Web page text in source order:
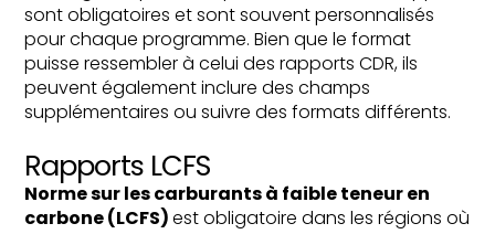
sont obligatoires et sont souvent personnalisés
pour chaque programme. Bien que le format
puisse ressembler à celui des rapports CDR, ils
peuvent également inclure des champs
supplémentaires ou suivre des formats différents.
Rapports LCFS
Norme sur les carburants à faible teneur en
carbone (LCFS)est obligatoire dans les régions où